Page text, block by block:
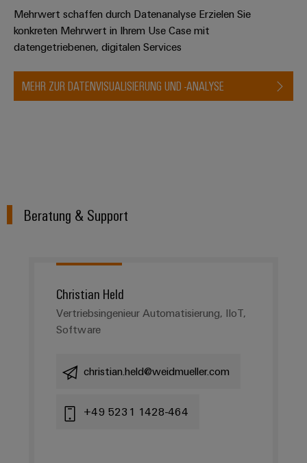
Mehrwert schaffen durch Datenanalyse Erzielen Sie
konkreten Mehrwert in Ihrem Use Case mit
datengetriebenen, digitalen Services
MEHR ZUR DATENVISUALISIERUNG UND -ANALYSE​
Beratung & Support
Christian Held
Vertriebsingenieur Automatisierung, IIoT,
Software
christian.held@weidmueller.com
+49 5231 1428-464